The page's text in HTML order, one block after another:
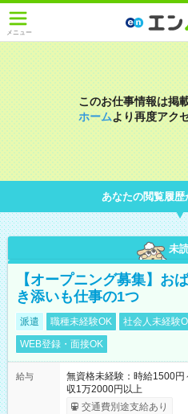
メニュー
このお仕事情報は掲
ホームより再度アク
あなたの閲覧履歴
未
【オープニング募集】お
き添いも仕事の1つ
派遣 職種未経験OK 社会人未経験
WEB登録・面接OK
給与
無資格未経験：時給1500
収1万2000円以上
交通費別途支給あり